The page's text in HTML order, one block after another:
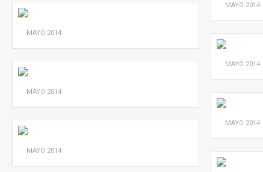
MAYO 2014
MAYO 2014
MAYO 2014
MAYO 2014
MAYO 2014
MAYO 2014